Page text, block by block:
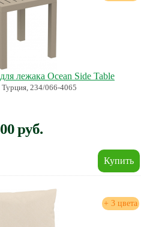
лежака Ocean Side Table
Турция, 234/066-4065
руб.
+ 3 цвета